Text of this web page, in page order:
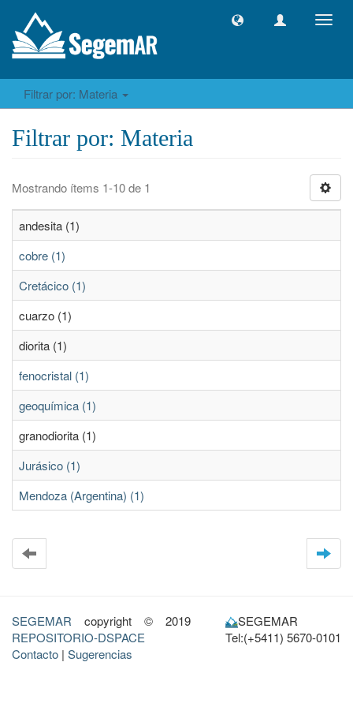
Filtrar por: Materia
Filtrar por: Materia
Mostrando ítems 1-10 de 1
andesita (1)
cobre (1)
Cretácico (1)
cuarzo (1)
diorita (1)
fenocristal (1)
geoquímica (1)
granodiorita (1)
Jurásico (1)
Mendoza (Argentina) (1)
SEGEMAR copyright © 2019
REPOSITORIO-DSPACE
Contacto | Sugerencias
SEGEMAR
Tel:(+5411) 5670-0101